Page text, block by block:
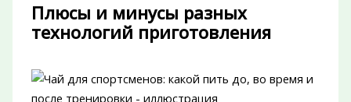
Плюсы и минусы разных
технологий приготовления